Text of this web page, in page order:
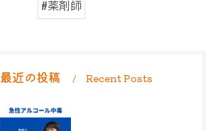
#薬剤師
最近の投稿 Recent Posts